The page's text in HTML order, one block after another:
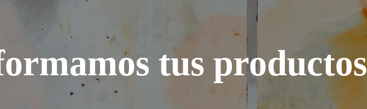
tus productos